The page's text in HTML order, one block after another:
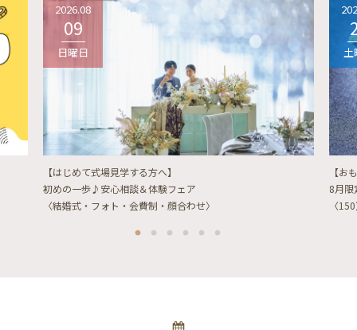
2026.08
09
日曜日
【はじめて式場見学する方へ】
初めの一歩♪安心相談＆体験フェア
〈結婚式・フォト・会費制・顔合わせ〉
土
【お
8月限
〈